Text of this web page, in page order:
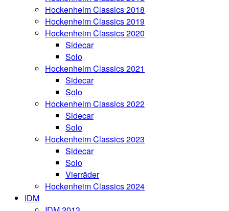
Hockenheim Classics 2018
Hockenheim Classics 2019
Hockenheim Classics 2020
Sidecar
Solo
Hockenheim Classics 2021
Sidecar
Solo
Hockenheim Classics 2022
Sidecar
Solo
Hockenheim Classics 2023
Sidecar
Solo
Vierräder
Hockenheim Classics 2024
IDM